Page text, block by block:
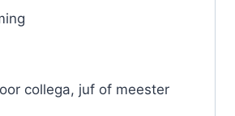
collega, juf of meester